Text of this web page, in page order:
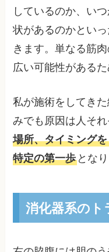
しているのか、い
状があるのかとい
きます。単なる筋
広い可能性がある
私が施術をしてき
みでも原因は人そ
場所、タイミング
特定の第一歩 となり
消化器系の